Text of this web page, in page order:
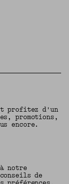
profitez d'un
promotions,
encore.
notre
de